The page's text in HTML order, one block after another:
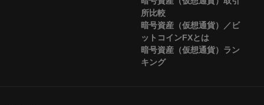
所比較
暗号資産（仮想通貨）／ビ
ットコインFXとは
暗号資産（仮想通貨）ラン
キング